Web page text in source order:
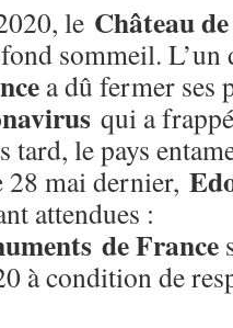
le Château
sommeil. L’un
a dû fermer ses
qui a
le pays
28 mai dernier,
attendues :
de France
à condition de